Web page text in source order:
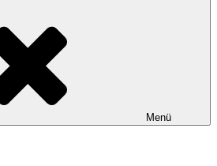
Menü